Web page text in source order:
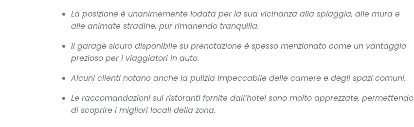
La posizione è unanimemente lodata per la sua vicinanza alla spiaggia, alle mura e
alle animate stradine, pur rimanendo tranquilla.
Il garage sicuro disponibile su prenotazione è spesso menzionato come un vantaggio
prezioso per i viaggiatori in auto.
Alcuni clienti notano anche la pulizia impeccabile delle camere e degli spazi comuni.
Le raccomandazioni sui ristoranti fornite dall’hotel sono molto apprezzate, permettendo
di scoprire i migliori locali della zona.